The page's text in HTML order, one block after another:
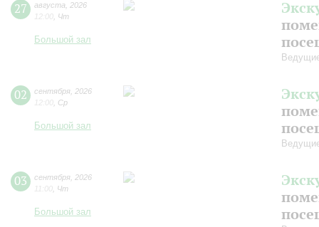
27 августа
2026
12:00 Чт
Большой зал
02 сентября 2026
12:00 Ср
Большой зал
03 сентября 2026
11:00 Чт
Большой зал